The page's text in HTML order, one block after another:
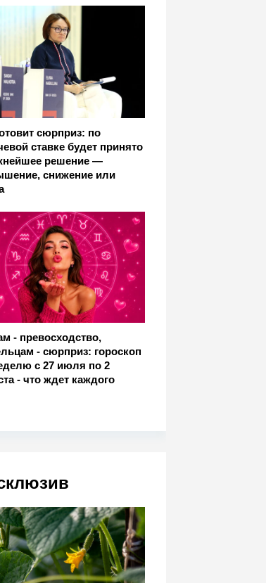
сюрприз: по
ставке будет принято
решение —
снижение или
- превосходство,
- сюрприз: гороскоп
с 27 июля по 2
- что ждет каждого